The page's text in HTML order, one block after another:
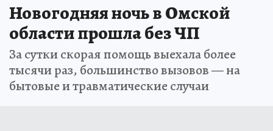
Новогодняя ночь в Омской
области прошла без ЧП
За сутки скорая помощь выехала более
тысячи раз, большинство вызовов — на
бытовые и травматические случаи